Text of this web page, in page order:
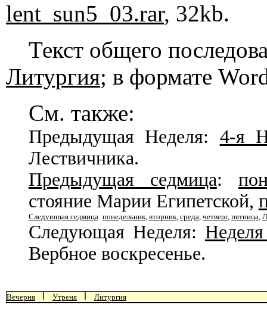
lent_sun5_03.rar, 32kb.
Текст общего
Литургия; в формате
См. также:
Предыдущая Неделя: 4-я
Лествичника.
Предыдущая седмица:
стояние Марии Египетской,
Следующая седмица: понедельник, вторник, среда, четверг, пятница,
Следующая Неделя:
Вербное воскресенье.
Вечерня Утреня Литургия